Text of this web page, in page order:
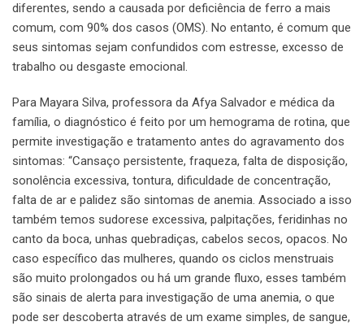
diferentes, sendo a causada por deficiência de ferro a mais
comum, com 90% dos casos (OMS). No entanto, é comum que
seus sintomas sejam confundidos com estresse, excesso de
trabalho ou desgaste emocional.
Para Mayara Silva, professora da Afya Salvador e médica da
família, o diagnóstico é feito por um hemograma de rotina, que
permite investigação e tratamento antes do agravamento dos
sintomas: “Cansaço persistente, fraqueza, falta de disposição,
sonolência excessiva, tontura, dificuldade de concentração,
falta de ar e palidez são sintomas de anemia. Associado a isso
também temos sudorese excessiva, palpitações, feridinhas no
canto da boca, unhas quebradiças, cabelos secos, opacos. No
caso específico das mulheres, quando os ciclos menstruais
são muito prolongados ou há um grande fluxo, esses também
são sinais de alerta para investigação de uma anemia, o que
pode ser descoberta através de um exame simples, de sangue,